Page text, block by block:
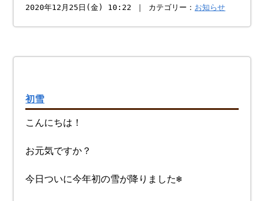
2020年12月25日(金) 10:22 ｜ カテゴリー： お知らせ
初雪
こんにちは！
お元気ですか？
今日ついに今年初の雪が降りました❄︎